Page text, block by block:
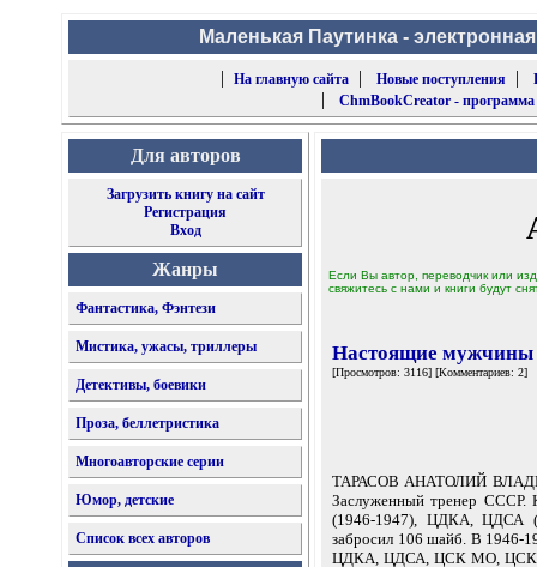
Маленькая Паутинка -
|
На главную сайта| Новые поступления |
| ChmBookCreator -
Для авторов
Загрузить книгу на сайт
Регистрация
Вход
Жанры
Фантастика, Фэнтези
Мистика, ужасы, триллеры
Детективы, боевики
Проза, беллетристика
Многоавторские серии
Юмор, детские
Список всех авторов
Если Вы автор, переводчик или
свяжитесь с нами и книги будут
Настоящие мужчины
[Просмотров: 3116] [Комментариев: 2]
ТАРАСОВ АНАТОЛИЙ
Заслуженный тренер СССР.
(1946-1947), ЦДКА, ЦДСА
забросил 106 шайб. В 1946-
ЦДКА, ЦДСА, ЦСК МО, ЦСКА -